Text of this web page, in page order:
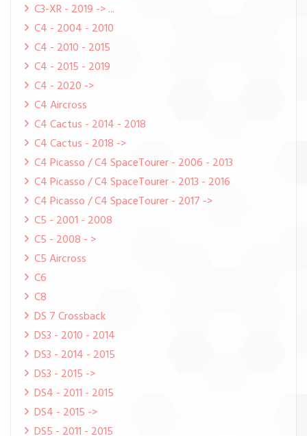
C3-XR - 2019 -> ...
C4 - 2004 - 2010
C4 - 2010 - 2015
C4 - 2015 - 2019
C4 - 2020 ->
C4 Aircross
C4 Cactus - 2014 - 2018
C4 Cactus - 2018 ->
C4 Picasso / C4 SpaceTourer - 2006 - 2013
C4 Picasso / C4 SpaceTourer - 2013 - 2016
C4 Picasso / C4 SpaceTourer - 2017 ->
C5 - 2001 - 2008
C5 - 2008 - >
C5 Aircross
C6
C8
DS 7 Crossback
DS3 - 2010 - 2014
DS3 - 2014 - 2015
DS3 - 2015 ->
DS4 - 2011 - 2015
DS4 - 2015 ->
DS5 - 2011 - 2015